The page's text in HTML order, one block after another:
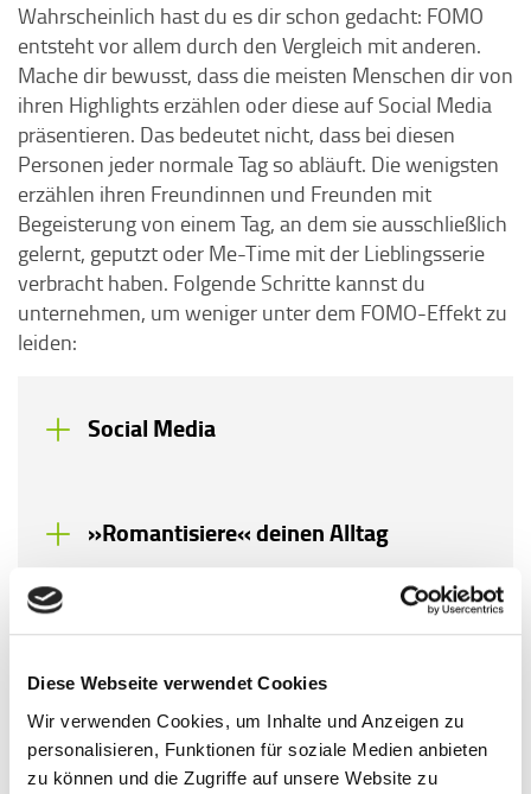
Diese Webseite verwendet Cookies
Wir verwenden Cookies, um Inhalte und Anzeigen zu
personalisieren, Funktionen für soziale Medien anbieten
zu können und die Zugriffe auf unsere Website zu
Wahrscheinlich hast du es dir schon gedacht: FOMO
entsteht vor allem durch den Vergleich mit anderen.
Mache dir bewusst, dass die meisten Menschen dir von
ihren Highlights erzählen oder diese auf Social Media
präsentieren. Das bedeutet nicht, dass bei diesen
Personen jeder normale Tag so abläuft. Die wenigsten
erzählen ihren Freundinnen und Freunden mit
Begeisterung von einem Tag, an dem sie ausschließlich
gelernt, geputzt oder Me-Time mit der Lieblingsserie
verbracht haben. Folgende Schritte kannst du
unternehmen, um weniger unter dem FOMO-Effekt zu
leiden:
Social Media
»Romantisiere« deinen Alltag
Prioritäten und Bedürfnisse
Wenn FOMO oder der Vergleich mit den Erlebnissen
anderer dich belasten, kann es helfen, sich auf sich